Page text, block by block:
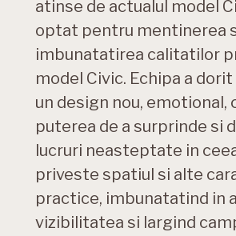
atinse de actualul model
optat pentru mentinerea
imbunatatirea calitatilor
model Civic. Echipa a
un design nou, emotional,
puterea de a surprinde si
lucruri neasteptate in
priveste spatiul si alte
practice, imbunatatind in
vizibilitatea si largind